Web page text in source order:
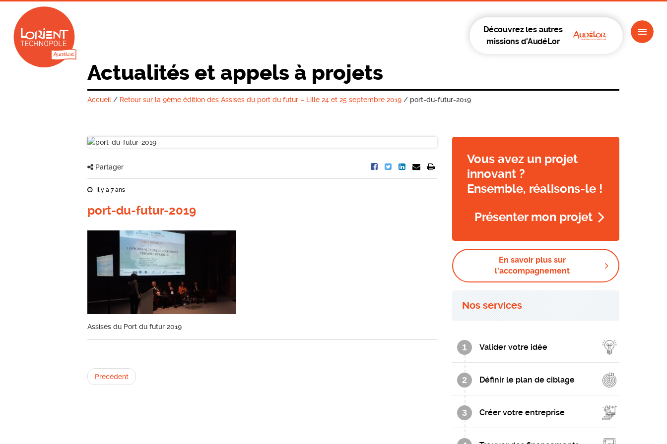
Découvrez les autres
missions d'AudéLor
Actualités et appels à projets
Accueil / Retour sur la 9ème édition des Assises du port du futur – Lille 24 et 25 septembre 2019 / port-du-futur-2019
Partager
Il y a 7 ans
port-du-futur-2019
Assises du Port du futur 2019
Précédent
Vous avez un projet
innovant ?
Ensemble, réalisons-le !
Présenter mon projet
En savoir plus sur
l'accompagnement
Nos services
1 Valider votre idée
2 Définir le plan de ciblage
3 Créer votre entreprise